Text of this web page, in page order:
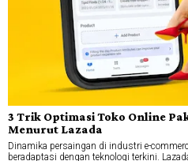
3 Trik Optimasi Toko Online
Menurut Lazada
Dinamika persaingan di industri e-
beradaptasi dengan teknologi terkini.